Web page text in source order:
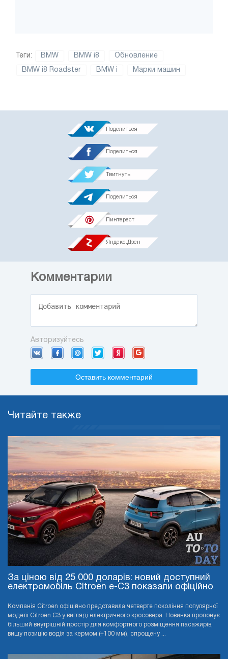
Теги: BMW BMW i8 Обновление
BMW i8 Roadster BMW i Марки машин
Поделиться
Поделиться
Твитнуть
Поделиться
Пинтерест
Яндекс.Дзен
Комментарии
Авторизуйтесь
Оставить комментарий
Читайте также
За ціною від 25 000 доларів: новий доступний
електромобіль Citroen e-C3 показали офіційно
Компанія Citroen офіційно представила четверте покоління популярної
моделі Citroen C3 у вигляді електричного кросовера. Новинка пропонує
більший внутрішній простір для комфортного розміщення пасажирів,
вищу позицію водія за кермом (+100 мм), спрощену ...